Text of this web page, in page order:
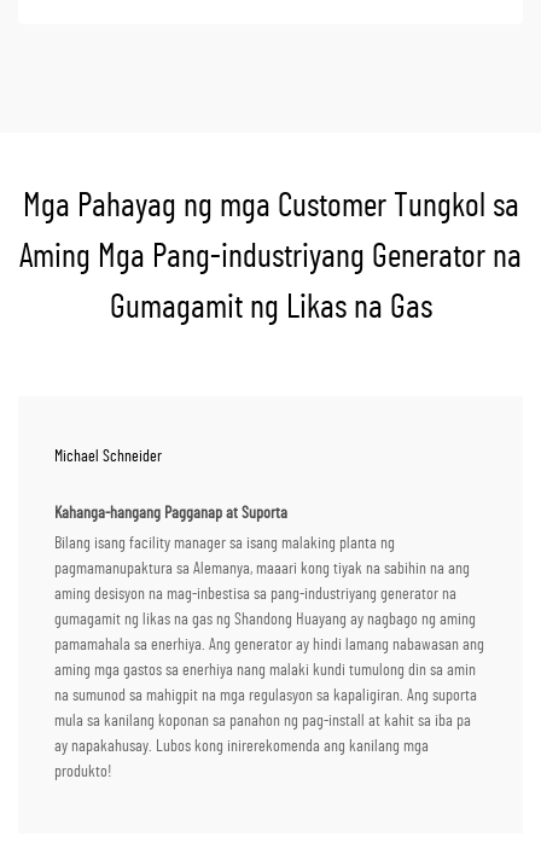
Mga Pahayag ng mga Customer Tungkol sa
Aming Mga Pang-industriyang Generator na
Gumagamit ng Likas na Gas
Michael Schneider
Kahanga-hangang Pagganap at Suporta
Bilang isang facility manager sa isang malaking planta ng
pagmamanupaktura sa Alemanya, maaari kong tiyak na sabihin na ang
aming desisyon na mag-inbestisa sa pang-industriyang generator na
gumagamit ng likas na gas ng Shandong Huayang ay nagbago ng aming
pamamahala sa enerhiya. Ang generator ay hindi lamang nabawasan ang
aming mga gastos sa enerhiya nang malaki kundi tumulong din sa amin
na sumunod sa mahigpit na mga regulasyon sa kapaligiran. Ang suporta
mula sa kanilang koponan sa panahon ng pag-install at kahit sa iba pa
ay napakahusay. Lubos kong inirerekomenda ang kanilang mga
produkto!